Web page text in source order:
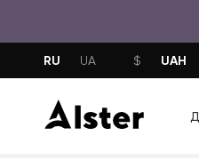
RU UA $ UAH